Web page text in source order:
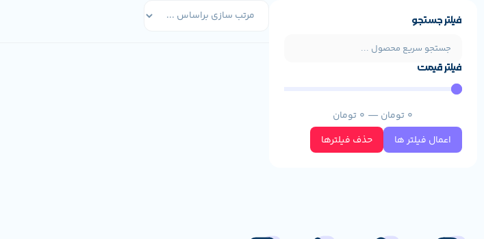
فیلتر جستجو
فیلتر قیمت
0 تومان —
0 تومان
اعمال فیلتر ها
حذف فیلترها